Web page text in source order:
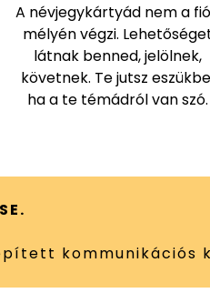
A névjegykártyád nem a
mélyén végzi.
látnak benned, jelölnek,
követnek. Te jutsz
ha a te témádról van szó.
kommunikációs